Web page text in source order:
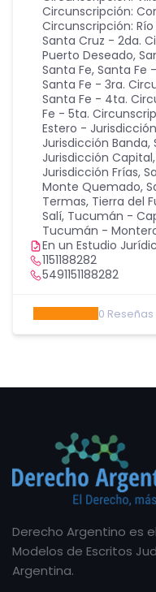
Circunscripción:
Circunscripción:
Santa Cruz - 2da.
Puerto Deseado,
Santa Fe, Santa Fe
Santa Fe - 3ra.
Santa Fe - 4ta.
Fe - 5ta.
Estero -
Jurisdicción Banda,
Jurisdicción Capital,
Jurisdicción Frías,
Monte Quemado,
Termas, Tierra del
Salí, Tucumán -
Tucumán -
En un Estudio
1151188282
5491151188282
0 Reseñas
Derecho Argentino es
Modelos de Escritos
Argentina.